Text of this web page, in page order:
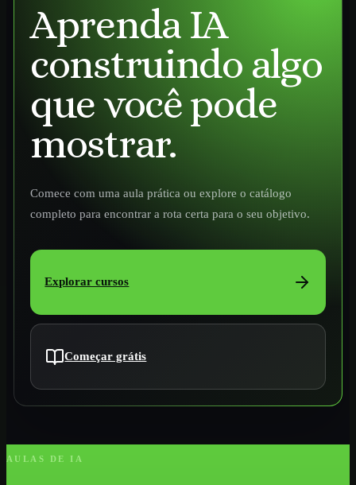
Aprenda IA
construindo algo
que você pode
mostrar.
Comece com uma aula prática ou explore o catálogo
completo para encontrar a rota certa para o seu objetivo.
Explorar cursos
Começar grátis
AULAS DE IA